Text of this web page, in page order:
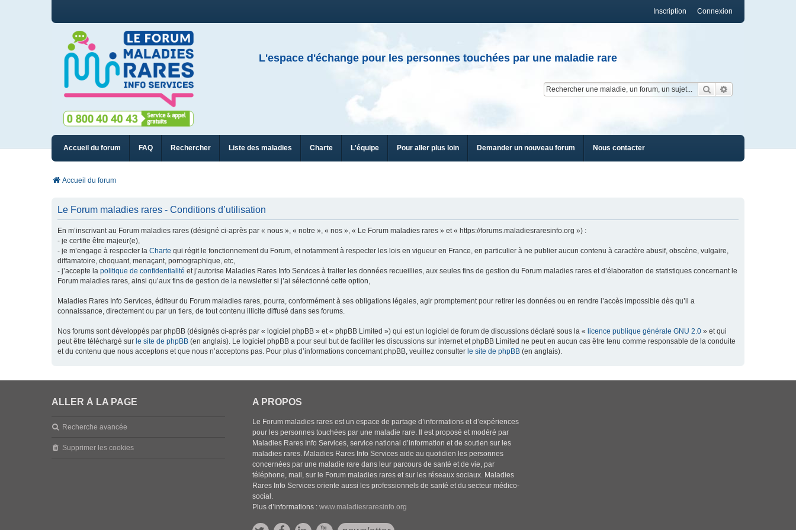
Connexion
Inscription
L'espace d'échange pour les personnes touchées par une maladie rare
Rechercher
Accueil du forum FAQ Rechercher Liste des maladies Charte L'équipe Pour aller plus loin Demander un nouveau forum Nous contacter
Accueil du forum
Le Forum maladies rares - Conditions d’utilisation
En m’inscrivant au Forum maladies rares (désigné ci-après par « nous », « notre », « nos », « Le Forum maladies rares » et « https://forums.maladiesraresinfo.org ») :
- je certifie être majeur(e),
- je m’engage à respecter la Charte qui régit le fonctionnement du Forum, et notamment à respecter les lois en vigueur en France, en particulier à ne publier aucun contenu à caractère abusif, obscène, vulgaire,
diffamatoire, choquant, menaçant, pornographique, etc,
- j’accepte la politique de confidentialité et j’autorise Maladies Rares Info Services à traiter les données recueillies, aux seules fins de gestion du Forum maladies rares et d’élaboration de statistiques concernant le
Forum maladies rares, ainsi qu’aux fins de gestion de la newsletter si j’ai sélectionné cette option,
Maladies Rares Info Services, éditeur du Forum maladies rares, pourra, conformément à ses obligations légales, agir promptement pour retirer les données ou en rendre l’accès impossible dès qu’il a
connaissance, directement ou par un tiers, de tout contenu illicite diffusé dans ses forums.
Nos forums sont développés par phpBB (désignés ci-après par « logiciel phpBB » et « phpBB Limited ») qui est un logiciel de forum de discussions déclaré sous la « licence publique générale GNU 2.0 » et qui
peut être téléchargé sur le site de phpBB (en anglais). Le logiciel phpBB a pour seul but de faciliter les discussions sur internet et phpBB Limited ne peut en aucun cas être tenu comme responsable de la conduite
et du contenu que nous acceptons et que nous n’acceptons pas. Pour plus d’informations concernant phpBB, veuillez consulter le site de phpBB (en anglais).
ALLER À LA PAGE
Recherche avancée
Supprimer les cookies
A PROPOS
Le Forum maladies rares est un espace de partage d’informations et d’expériences
pour les personnes touchées par une maladie rare. Il est proposé et modéré par
Maladies Rares Info Services, service national d’information et de soutien sur les
maladies rares. Maladies Rares Info Services aide au quotidien les personnes
concernées par une maladie rare dans leur parcours de santé et de vie, par
téléphone, mail, sur le Forum maladies rares et sur les réseaux sociaux. Maladies
Rares Info Services oriente aussi les professionnels de santé et du secteur médico-
social.
Plus d’informations :www.maladiesraresinfo.org